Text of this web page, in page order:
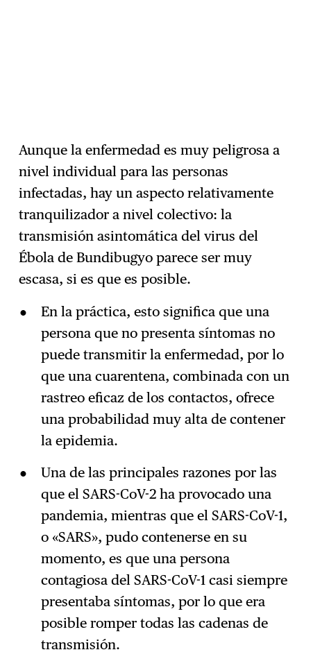
Aunque la enfermedad es muy peligrosa a
nivel individual para las personas
infectadas, hay un aspecto relativamente
tranquilizador a nivel colectivo: la
transmisión asintomática del virus del
Ébola de Bundibugyo parece ser muy
escasa, si es que es posible.
En la práctica, esto significa que una
persona que no presenta síntomas no
puede transmitir la enfermedad, por lo
que una cuarentena, combinada con un
rastreo eficaz de los contactos, ofrece
una probabilidad muy alta de contener
la epidemia.
Una de las principales razones por las
que el SARS-CoV-2 ha provocado una
pandemia, mientras que el SARS-CoV-1,
o «SARS», pudo contenerse en su
momento, es que una persona
contagiosa del SARS-CoV-1 casi siempre
presentaba síntomas, por lo que era
posible romper todas las cadenas de
transmisión.